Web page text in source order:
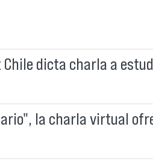
dicta charla a
la charla virtual